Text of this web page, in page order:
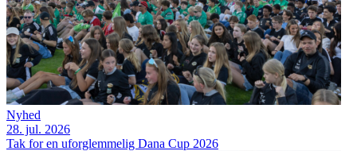
Nyhed
28. jul. 2026
Tak for en uforglemmelig Dana Cup 2026